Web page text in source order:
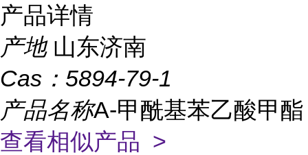
产品详情
产地 山东济南
Cas： 5894-79-1
产品名称Α-甲酰基苯乙酸甲酯
查看相似产品 >